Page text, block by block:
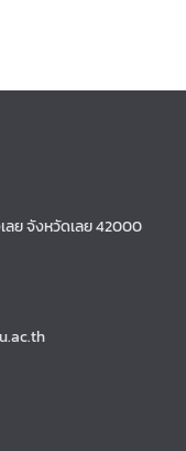
ลย จังหวัดเลย 42000